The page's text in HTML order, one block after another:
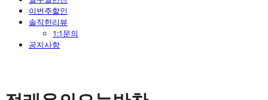
이번주할인
솔직한리뷰
1:1문의
공지사항